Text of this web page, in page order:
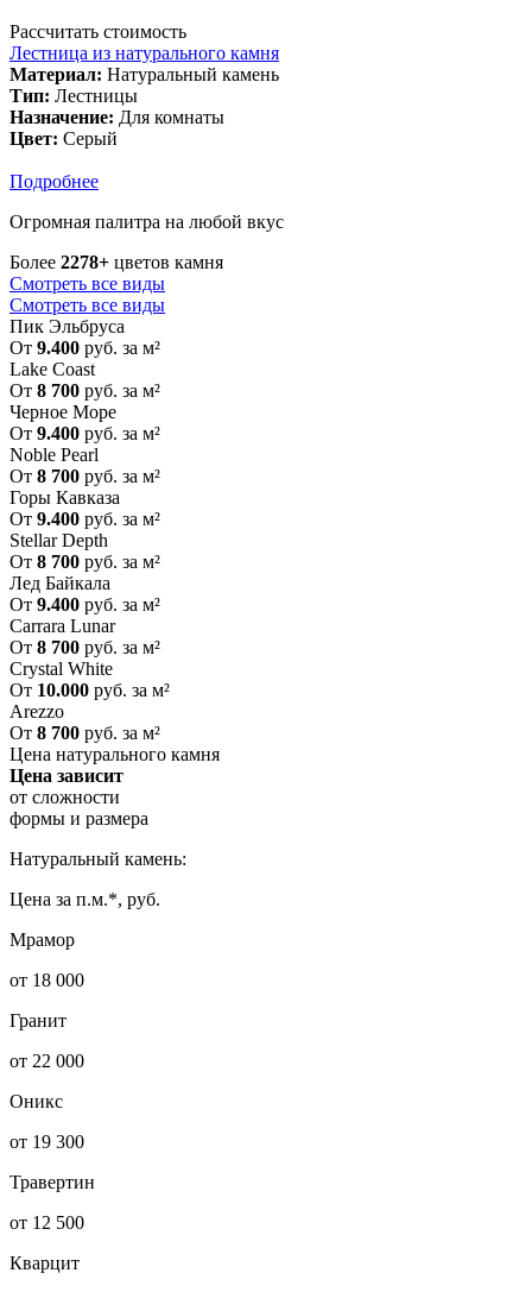
Рассчитать стоимость
Лестница из натурального камня
Материал: Натуральный камень
Тип: Лестницы
Назначение: Для комнаты
Цвет: Серый
Подробнее
Огромная палитра на любой вкус
Более 2278+ цветов камня
Смотреть все виды
Смотреть все виды
Пик Эльбруса
От 9.400 руб. за м²
Lake Coast
От 8 700 руб. за м²
Черное Море
От 9.400 руб. за м²
Noble Pearl
От 8 700 руб. за м²
Горы Кавказа
От 9.400 руб. за м²
Stellar Depth
От 8 700 руб. за м²
Лед Байкала
От 9.400 руб. за м²
Carrara Lunar
От 8 700 руб. за м²
Crystal White
От 10.000 руб. за м²
Arezzo
От 8 700 руб. за м²
Цена натурального камня
Цена зависит
от сложности
формы и размера
Натуральный камень:
Цена за п.м.*, руб.
Мрамор
от 18 000
Гранит
от 22 000
Оникс
от 19 300
Травертин
от 12 500
Кварцит